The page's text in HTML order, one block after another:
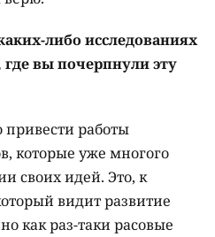
либо исследованиях
вы почерпнули эту
работы
которые уже многого
своих идей. Это, к
видит развитие
как раз-таки расовые